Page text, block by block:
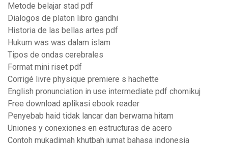
Metode belajar stad pdf
Dialogos de platon libro gandhi
Historia de las bellas artes pdf
Hukum was was dalam islam
Tipos de ondas cerebrales
Format mini riset pdf
Corrigé livre physique premiere s hachette
English pronunciation in use intermediate pdf chomikuj
Free download aplikasi ebook reader
Penyebab haid tidak lancar dan berwarna hitam
Uniones y conexiones en estructuras de acero
Contoh mukadimah khutbah jumat bahasa indonesia